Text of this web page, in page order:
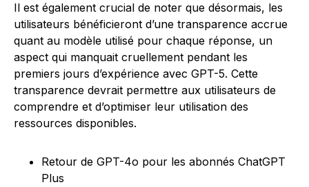
Il est également crucial de noter que désormais, les
utilisateurs bénéficieront d’une transparence accrue
quant au modèle utilisé pour chaque réponse, un
aspect qui manquait cruellement pendant les
premiers jours d’expérience avec GPT-5. Cette
transparence devrait permettre aux utilisateurs de
comprendre et d’optimiser leur utilisation des
ressources disponibles.
Retour de GPT-4o pour les abonnés ChatGPT
Plus